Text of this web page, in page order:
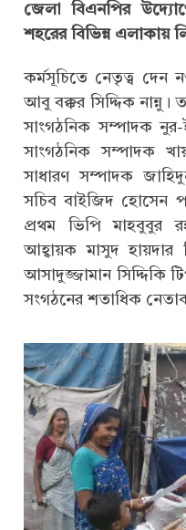
জেলা বিএনপির
শহরের বিভিন্ন এলাকায়
কর্মসূচিতে নেতৃত্ব দেন
আবু বক্কর সিদ্দিক নান্নু।
সাংগঠনিক সম্পাদক
সাংগঠনিক সম্পাদক
সাধারণ সম্পাদক
সচিব বাইজিদ হোসেন
প্রথম ভিপি মাহবুবুর
আহ্বায়ক মাসুদ হায়দার
আসাদুজ্জামান সিদ্দিকি
সংগঠনের শতাধিক